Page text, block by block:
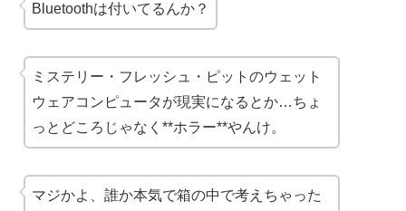
Bluetoothは付いてるんか？
ミステリー・フレッシュ・ピットのウェット
ウェアコンピュータが現実になるとか…ちょ
っとどころじゃなく**ホラー**やんけ。
マジかよ、誰か本気で箱の中で考えちゃった